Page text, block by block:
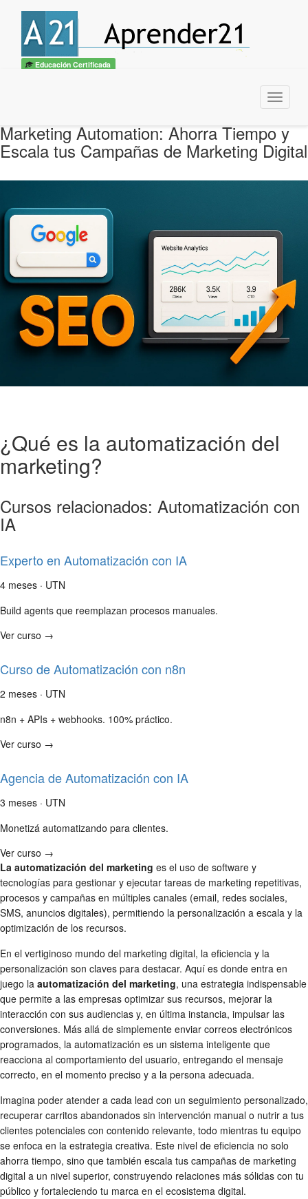
Educación Certificada
Menu
Marketing Automation: Ahorra Tiempo y
Escala tus Campañas de Marketing Digital
¿Qué es la automatización del
marketing?
Cursos relacionados: Automatización con
IA
Experto en Automatización con IA
4 meses · UTN
Build agents que reemplazan procesos manuales.
Ver curso →
Curso de Automatización con n8n
2 meses · UTN
n8n + APIs + webhooks. 100% práctico.
Ver curso →
Agencia de Automatización con IA
3 meses · UTN
Monetizá automatizando para clientes.
Ver curso →
La automatización del marketing es el uso de software y
tecnologías para gestionar y ejecutar tareas de marketing repetitivas,
procesos y campañas en múltiples canales (email, redes sociales,
SMS, anuncios digitales), permitiendo la personalización a escala y la
optimización de los recursos.
En el vertiginoso mundo del marketing digital, la eficiencia y la
personalización son claves para destacar. Aquí es donde entra en
juego la automatización del marketing, una estrategia indispensable
que permite a las empresas optimizar sus recursos, mejorar la
interacción con sus audiencias y, en última instancia, impulsar las
conversiones. Más allá de simplemente enviar correos electrónicos
programados, la automatización es un sistema inteligente que
reacciona al comportamiento del usuario, entregando el mensaje
correcto, en el momento preciso y a la persona adecuada.
Imagina poder atender a cada lead con un seguimiento personalizado,
recuperar carritos abandonados sin intervención manual o nutrir a tus
clientes potenciales con contenido relevante, todo mientras tu equipo
se enfoca en la estrategia creativa. Este nivel de eficiencia no solo
ahorra tiempo, sino que también escala tus campañas de marketing
digital a un nivel superior, construyendo relaciones más sólidas con tu
público y fortaleciendo tu marca en el ecosistema digital.